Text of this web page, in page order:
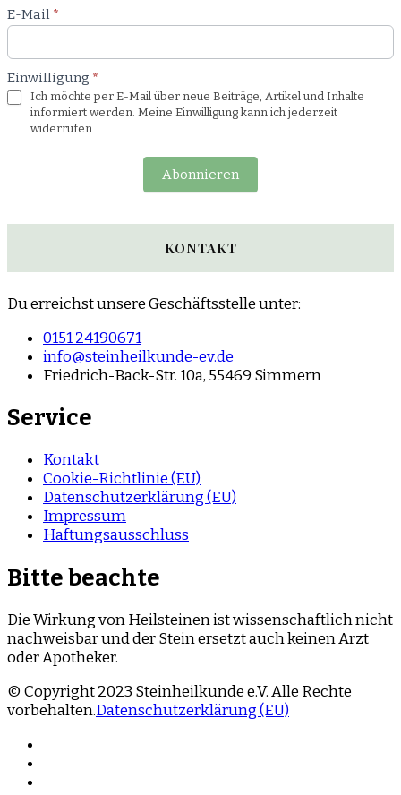
E-Mail *
Einwilligung *
Ich möchte per E-Mail über neue Beiträge, Artikel und Inhalte
informiert werden. Meine Einwilligung kann ich jederzeit
widerrufen.
Abonnieren
KONTAKT
Du erreichst unsere Geschäftsstelle unter:
0151 24190671
info@steinheilkunde-ev.de
Friedrich-Back-Str. 10a, 55469 Simmern
Service
Kontakt
Cookie-Richtlinie (EU)
Datenschutzerklärung (EU)
Impressum
Haftungsausschluss
Bitte beachte
Die Wirkung von Heilsteinen ist wissenschaftlich nicht
nachweisbar und der Stein ersetzt auch keinen Arzt
oder Apotheker.
© Copyright 2023 Steinheilkunde e.V. Alle Rechte
vorbehalten.Datenschutzerklärung (EU)